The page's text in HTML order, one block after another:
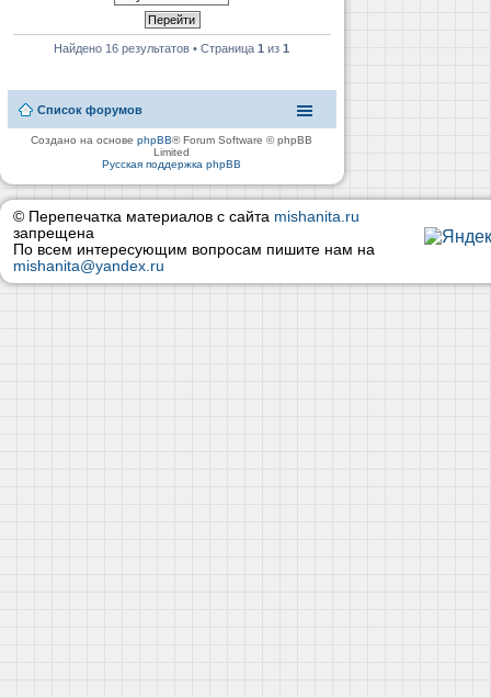
Найдено 16 результатов • Страница1 из1
Список форумов
Создано на основеphpBB® Forum Software © phpBB
Limited
Русская поддержка phpBB
© Перепечатка материалов с сайта mishanita.ru
запрещена
По всем интересующим вопросам пишите нам на
mishanita@yandex.ru